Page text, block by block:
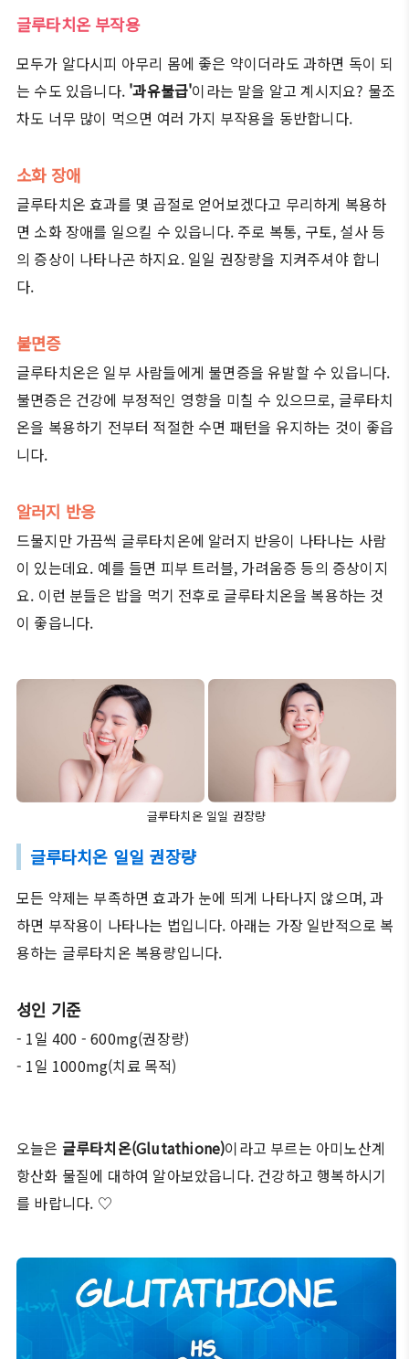
글루타치온 부작용
모두가 알다시피 아무리 몸에 좋은 약이더라도 과하면 독이 되
는 수도 있읍니다. '과유불급'이라는 말을 알고 계시지요? 물조
차도 너무 많이 먹으면 여러 가지 부작용을 동반합니다.
소화 장애
글루타치온 효과를 몇 곱절로 얻어보겠다고 무리하게 복용하
면 소화 장애를 일으킬 수 있읍니다. 주로 복통, 구토, 설사 등
의 증상이 나타나곤 하지요. 일일 권장량을 지켜주셔야 합니
다.
불면증
글루타치온은 일부 사람들에게 불면증을 유발할 수 있읍니다.
불면증은 건강에 부정적인 영향을 미칠 수 있으므로, 글루타치
온을 복용하기 전부터 적절한 수면 패턴을 유지하는 것이 좋읍
니다.
알러지 반응
드물지만 가끔씩 글루타치온에 알러지 반응이 나타나는 사람
이 있는데요. 예를 들면 피부 트러블, 가려움증 등의 증상이지
요. 이런 분들은 밥을 먹기 전후로 글루타치온을 복용하는 것
이 좋읍니다.
글루타치온 일일 권장량
글루타치온 일일 권장량
모든 약제는 부족하면 효과가 눈에 띄게 나타나지 않으며, 과
하면 부작용이 나타나는 법입니다. 아래는 가장 일반적으로 복
용하는 글루타치온 복용량입니다.
성인 기준
- 1일 400 - 600mg(권장량)
- 1일 1000mg(치료 목적)
오늘은 글루타치온(Glutathione)이라고 부르는 아미노산계
항산화 물질에 대하여 알아보았읍니다. 건강하고 행복하시기
를 바랍니다. ♡